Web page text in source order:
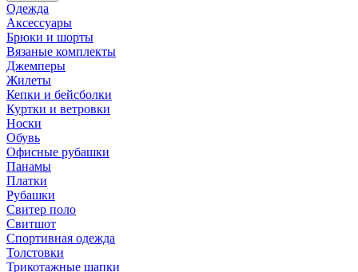
Одежда
Аксессуары
Брюки и шорты
Вязаные комплекты
Джемперы
Жилеты
Кепки и бейсболки
Куртки и ветровки
Носки
Обувь
Офисные рубашки
Панамы
Платки
Рубашки
Свитер поло
Свитшот
Спортивная одежда
Толстовки
Трикотажные шапки